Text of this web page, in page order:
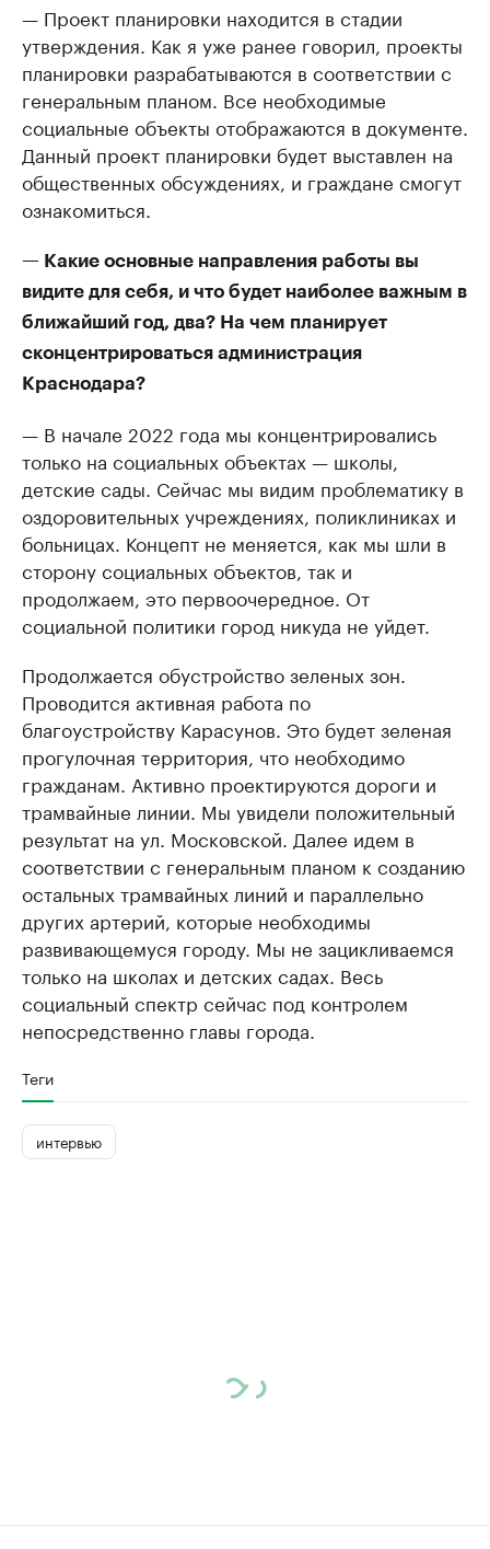
— Проект планировки находится в стадии
утверждения. Как я уже ранее говорил, проекты
планировки разрабатываются в соответствии с
генеральным планом. Все необходимые
социальные объекты отображаются в документе.
Данный проект планировки будет выставлен на
общественных обсуждениях, и граждане смогут
ознакомиться.
— Какие основные направления работы вы
видите для себя, и что будет наиболее важным в
ближайший год, два? На чем планирует
сконцентрироваться администрация
Краснодара?
— В начале 2022 года мы концентрировались
только на социальных объектах — школы,
детские сады. Сейчас мы видим проблематику в
оздоровительных учреждениях, поликлиниках и
больницах. Концепт не меняется, как мы шли в
сторону социальных объектов, так и
продолжаем, это первоочередное. От
социальной политики город никуда не уйдет.
Продолжается обустройство зеленых зон.
Проводится активная работа по
благоустройству Карасунов. Это будет зеленая
прогулочная территория, что необходимо
гражданам. Активно проектируются дороги и
трамвайные линии. Мы увидели положительный
результат на ул. Московской. Далее идем в
соответствии с генеральным планом к созданию
остальных трамвайных линий и параллельно
других артерий, которые необходимы
развивающемуся городу. Мы не зацикливаемся
только на школах и детских садах. Весь
социальный спектр сейчас под контролем
непосредственно главы города.
Теги
интервью